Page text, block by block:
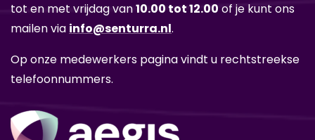
tot en met vrij­dag van10.00 tot 12.00 of je kunt ons
mai­len via info@sen­tur­ra.nl.
Op onze me­de­wer­kers pa­gi­na vindt u recht­streek­se
te­le­foon­num­mers.